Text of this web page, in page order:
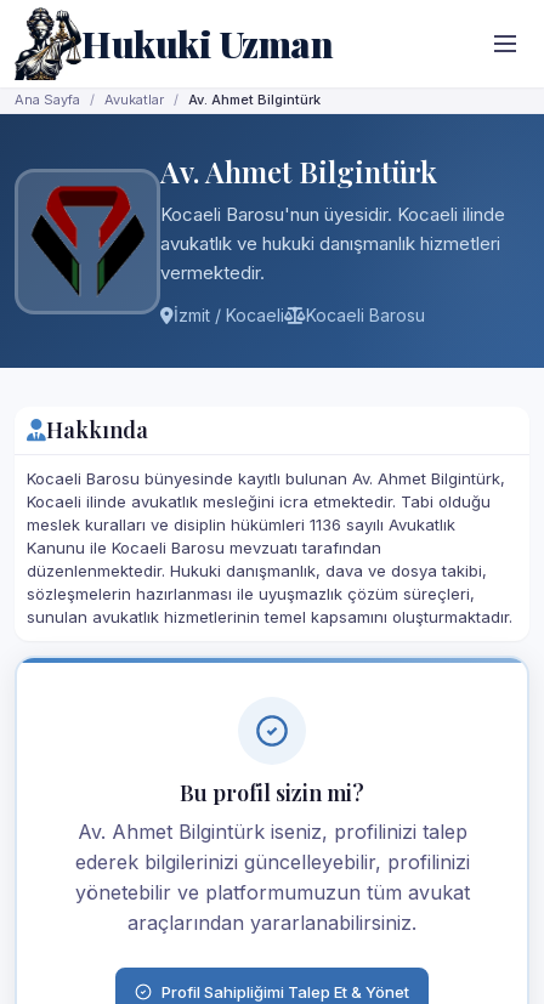
Hukuki Uzman
Ana Sayfa Avukatlar Av. Ahmet Bilgintürk
Av. Ahmet Bilgintürk
Kocaeli Barosu'nun üyesidir. Kocaeli ilinde
avukatlık ve hukuki danışmanlık hizmetleri
vermektedir.
İzmit / Kocaeli Kocaeli Barosu
Hakkında
Kocaeli Barosu bünyesinde kayıtlı bulunan Av. Ahmet Bilgintürk,
Kocaeli ilinde avukatlık mesleğini icra etmektedir. Tabi olduğu
meslek kuralları ve disiplin hükümleri 1136 sayılı Avukatlık
Kanunu ile Kocaeli Barosu mevzuatı tarafından
düzenlenmektedir. Hukuki danışmanlık, dava ve dosya takibi,
sözleşmelerin hazırlanması ile uyuşmazlık çözüm süreçleri,
sunulan avukatlık hizmetlerinin temel kapsamını oluşturmaktadır.
Bu profil sizin mi?
Av. Ahmet Bilgintürk iseniz, profilinizi talep
ederek bilgilerinizi güncelleyebilir, profilinizi
yönetebilir ve platformumuzun tüm avukat
araçlarından yararlanabilirsiniz.
Profil Sahipliğimi Talep Et & Yönet